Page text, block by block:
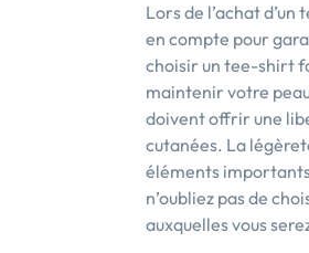
Lors de l’achat
en compte pour
choisir un tee-shirt
maintenir votre
doivent offrir une
cutanées. La
éléments
n’oubliez pas de
auxquelles vous